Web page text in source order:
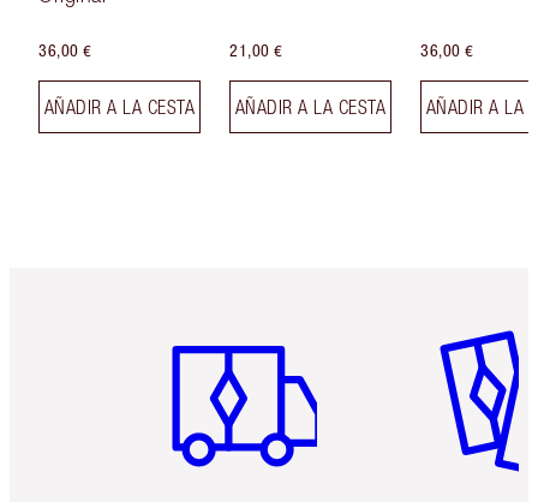
36,00 €
AÑADIR A LA CESTA
21,00 €
AÑADIR A LA CESTA
36,00 €
AÑADIR A LA